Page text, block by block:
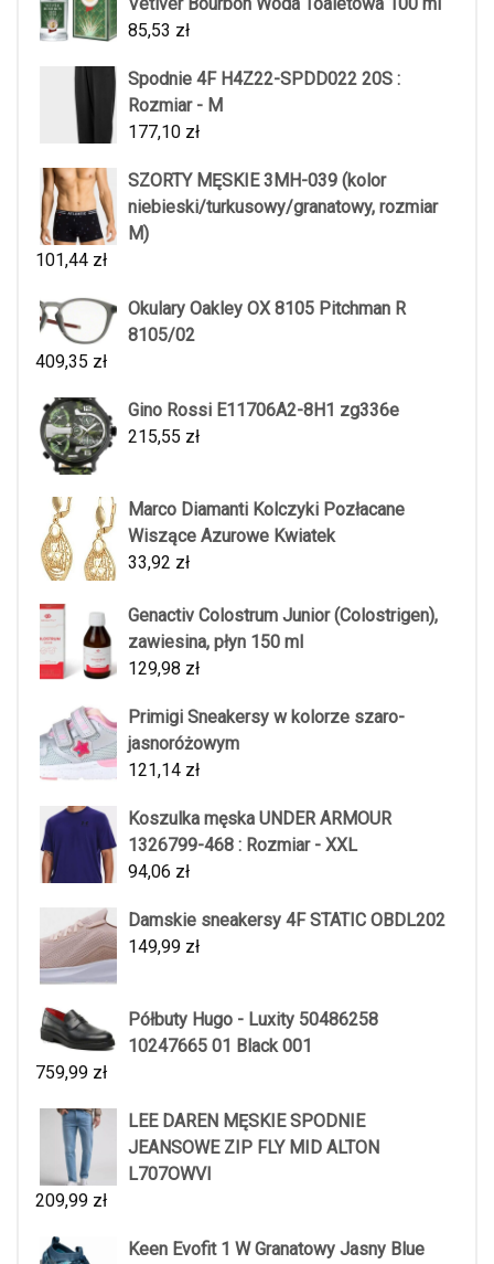
85,53 zł
Spodnie 4F H4Z22-SPDD022 20S :
Rozmiar - M
177,10 zł
SZORTY MĘSKIE 3MH-039 (kolor
niebieski/turkusowy/granatowy, rozmiar
M)
101,44 zł
Okulary Oakley OX 8105 Pitchman R
8105/02
409,35 zł
Gino Rossi E11706A2-8H1 zg336e
215,55 zł
Marco Diamanti Kolczyki Pozłacane
Wiszące Azurowe Kwiatek
33,92 zł
Genactiv Colostrum Junior (Colostrigen),
zawiesina, płyn 150 ml
129,98 zł
Primigi Sneakersy w kolorze szaro-
jasnoróżowym
121,14 zł
Koszulka męska UNDER ARMOUR
1326799-468 : Rozmiar - XXL
94,06 zł
Damskie sneakersy 4F STATIC OBDL202
149,99 zł
Półbuty Hugo - Luxity 50486258
10247665 01 Black 001
759,99 zł
LEE DAREN MĘSKIE SPODNIE
JEANSOWE ZIP FLY MID ALTON
L707OWVI
209,99 zł
Keen Evofit 1 W Granatowy Jasny Blue